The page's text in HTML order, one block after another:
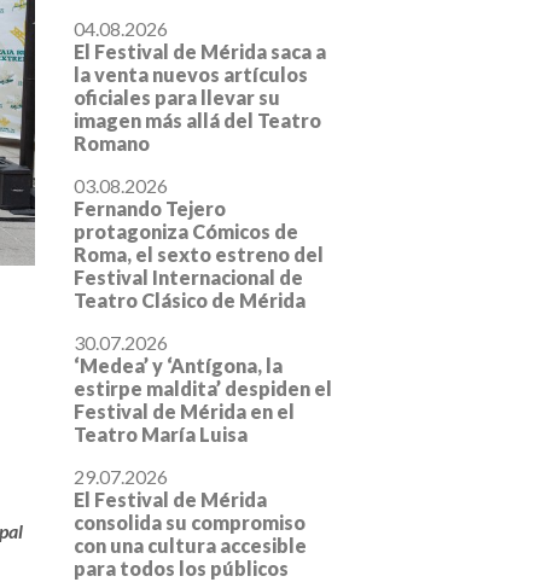
04.08.2026
El Festival de Mérida saca a
la venta nuevos artículos
oficiales para llevar su
imagen más allá del Teatro
Romano
03.08.2026
Fernando Tejero
protagoniza Cómicos de
Roma, el sexto estreno del
Festival Internacional de
Teatro Clásico de Mérida
30.07.2026
‘Medea’ y ‘Antígona, la
estirpe maldita’ despiden el
Festival de Mérida en el
Teatro María Luisa
29.07.2026
El Festival de Mérida
consolida su compromiso
con una cultura accesible
para todos los públicos